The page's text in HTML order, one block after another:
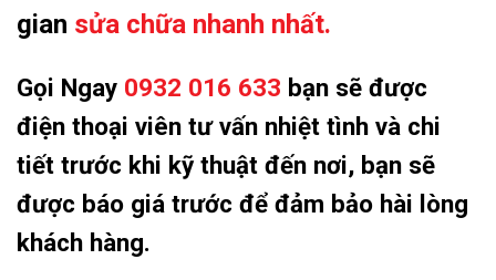
gian sửa chữa nhanh nhất.
Gọi Ngay 0932 016 633 bạn sẽ được
điện thoại viên tư vấn nhiệt tình và chi
tiết trước khi kỹ thuật đến nơi, bạn sẽ
được báo giá trước để đảm bảo hài lòng
khách hàng.